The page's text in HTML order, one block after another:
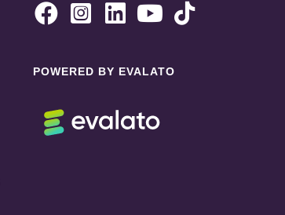
    
POWERED BY EVALATO